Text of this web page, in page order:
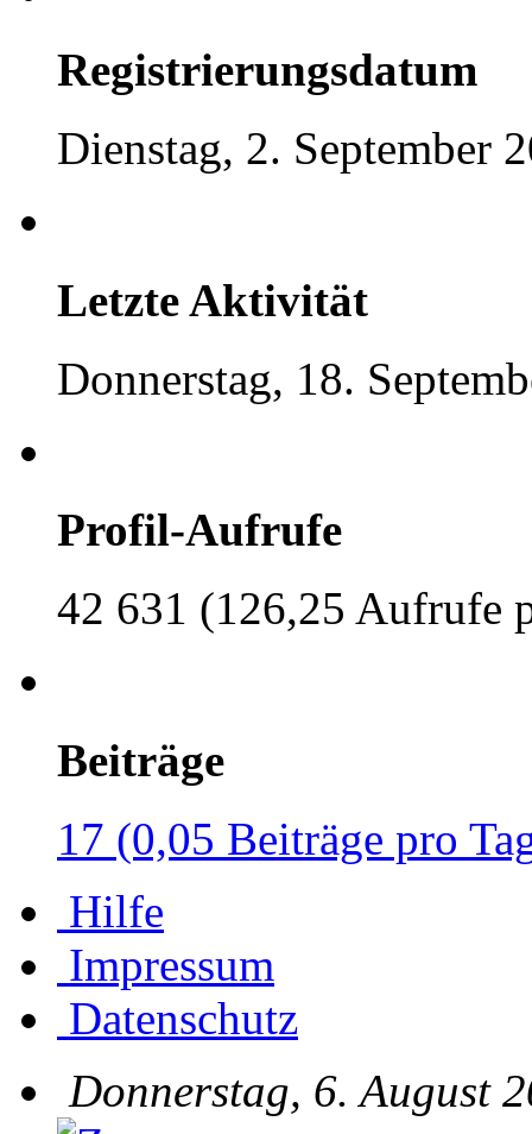
Registrierungsdatum
Dienstag, 2. September
Letzte Aktivität
Donnerstag, 18.
Profil-Aufrufe
42 631 (126,25 Aufrufe
Beiträge
17 (0,05 Beiträge pro
Hilfe
Impressum
Datenschutz
Donnerstag, 6. August